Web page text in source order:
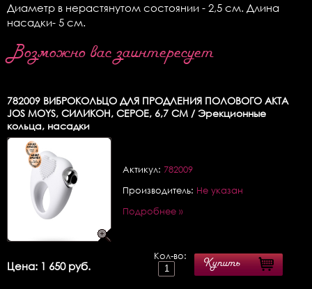
Диаметр в нерастянутом состоянии - 2,5 см. Длина
насадки- 5 см.
Возможно вас заинтересует
782009 ВИБРОКОЛЬЦО ДЛЯ ПРОДЛЕНИЯ ПОЛОВОГО АКТА
JOS MOYS, СИЛИКОН, СЕРОЕ, 6,7 СМ / Эрекционные
кольца, насадки
Актикул: 782009
Производитель: Не указан
Подробнее »
Цена: 1 650 руб.
Кол-во:
Купить